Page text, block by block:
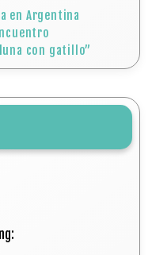
en Argentina
con gatillo”